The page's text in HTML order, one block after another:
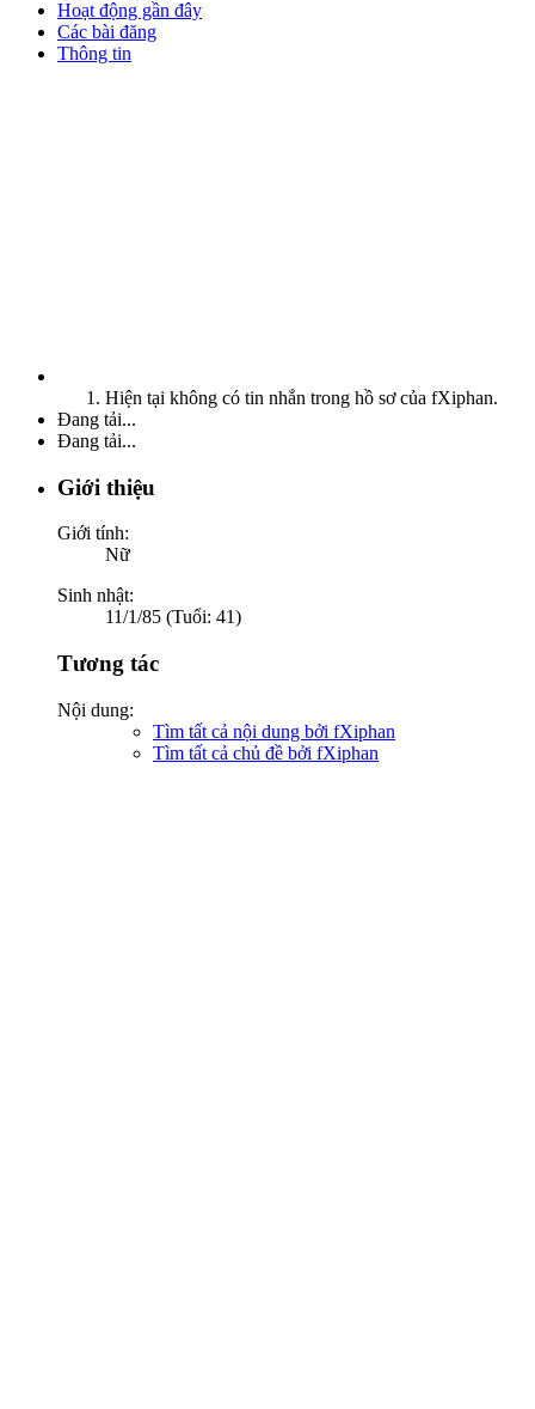
Hoạt động gần đây
Các bài đăng
Thông tin
Hiện tại không có tin nhắn trong hồ sơ của fXiphan.
Đang tải...
Đang tải...
Giới thiệu
Giới tính:
Nữ
Sinh nhật:
11/1/85 (Tuổi: 41)
Tương tác
Nội dung:
Tìm tất cả nội dung bởi fXiphan
Tìm tất cả chủ đề bởi fXiphan